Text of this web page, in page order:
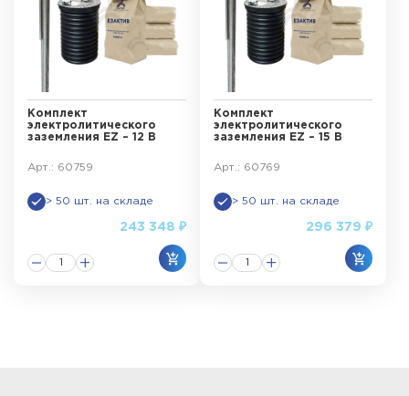
Комплект
электролитического
заземления EZ – 12 В
Арт.: 60759
> 50 шт. на складе
243 348 ₽
Комплект
электролитического
заземления EZ – 15 В
Арт.: 60769
> 50 шт. на складе
296 379 ₽